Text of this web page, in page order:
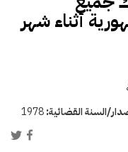
أثناء شهر
السنة القضائية:1978